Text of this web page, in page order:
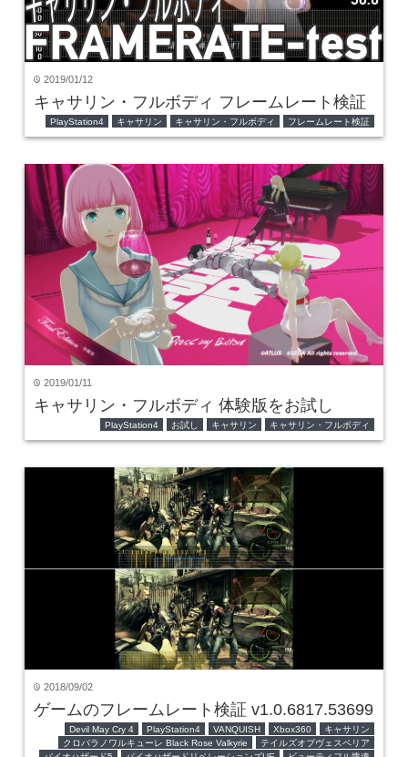
time 2019/01/12
キャサリン・フルボディ フレームレート検証
PlayStation4 キャサリン キャサリン・フルボディ フレームレート検証
time 2019/01/11
キャサリン・フルボディ 体験版をお試し
PlayStation4 お試し キャサリン キャサリン・フルボディ
time 2018/09/02
ゲームのフレームレート検証 v1.0.6817.53699
Devil May Cry 4 PlayStation4 VANQUISH Xbox360
キャサリン
クロバラノワルキューレ Black Rose Valkyrie
テイルズオブヴェスペリア